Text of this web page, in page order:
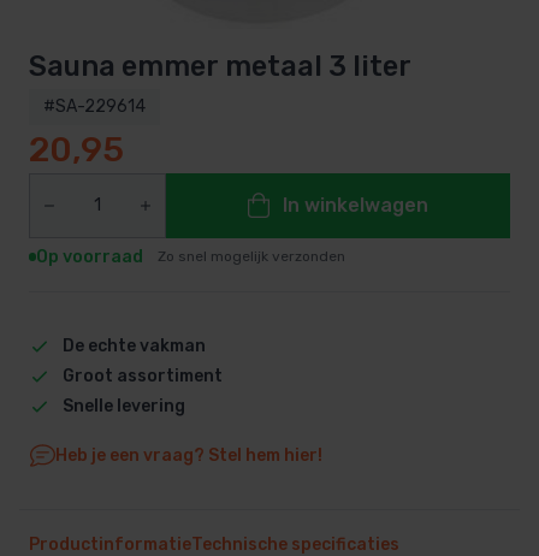
Sauna emmer metaal 3 liter
#SA-229614
20,95
In winkelwagen
Op voorraad Zo snel mogelijk verzonden
De echte vakman
Groot assortiment
Snelle levering
Heb je een vraag? Stel hem hier!
ProductinformatieTechnische specificaties